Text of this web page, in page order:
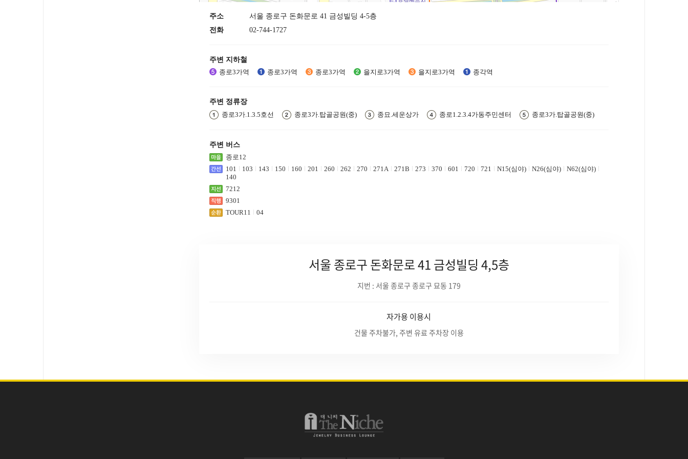
주소
서울 종로구 돈화문로 41 금성빌딩 4-5층
전화
02-744-1727
주변 지하철
종로3가역
종로3가역 종로3가역 을지로3가역 을지로3가역 종각역
주변 정류장
종로3가.1.3.5호선
종로3가.탑골공원(중) 종묘.세운상가 종로1.2.3.4가동주민센터 종로3가.탑골공원(중)
주변 버스
종로12
101
103 143 150 160 201 260 262 270 271A 271B 273 370 601 720 721 N15(심야) N26(심야)
N62(심야)
140
7212
9301
TOUR11
04
서울 종로구 돈화문로 41 금성빌딩 4,5층
지번 : 서울 종로구 종로구 묘동 179
자가용 이용시
건물 주차불가, 주변 유료 주차장 이용